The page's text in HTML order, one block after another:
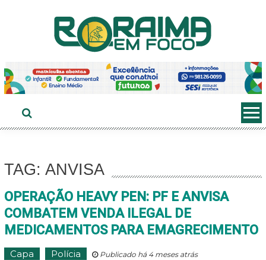
TAG: ANVISA
OPERAÇÃO HEAVY PEN: PF E ANVISA
COMBATEM VENDA ILEGAL DE
MEDICAMENTOS PARA EMAGRECIMENTO
Capa Polícia Publicado há 4 meses atrás